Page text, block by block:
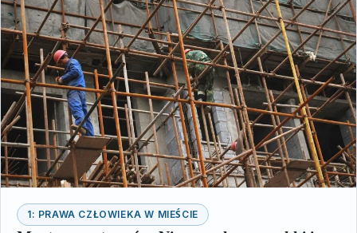
1: PRAWA CZŁOWIEKA W MIEŚCIE